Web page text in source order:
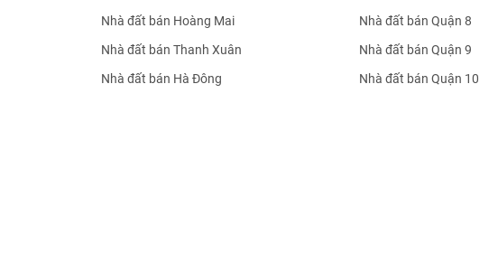
Nhà đất bán Hoàng Mai
Nhà đất bán Thanh Xuân
Nhà đất bán Hà Đông
Nhà đất bán Quận 8
Nhà đất bán Quận 9
Nhà đất bán Quận 10